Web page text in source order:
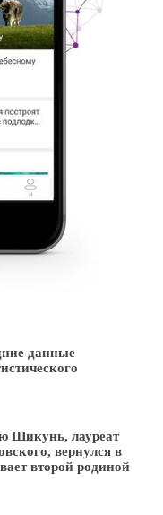
данные
Шикунь, лауреат
вернулся в
второй родиной